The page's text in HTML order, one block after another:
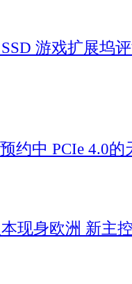
游戏扩展坞
约中 PCIe 4.0的
现身欧洲 新主